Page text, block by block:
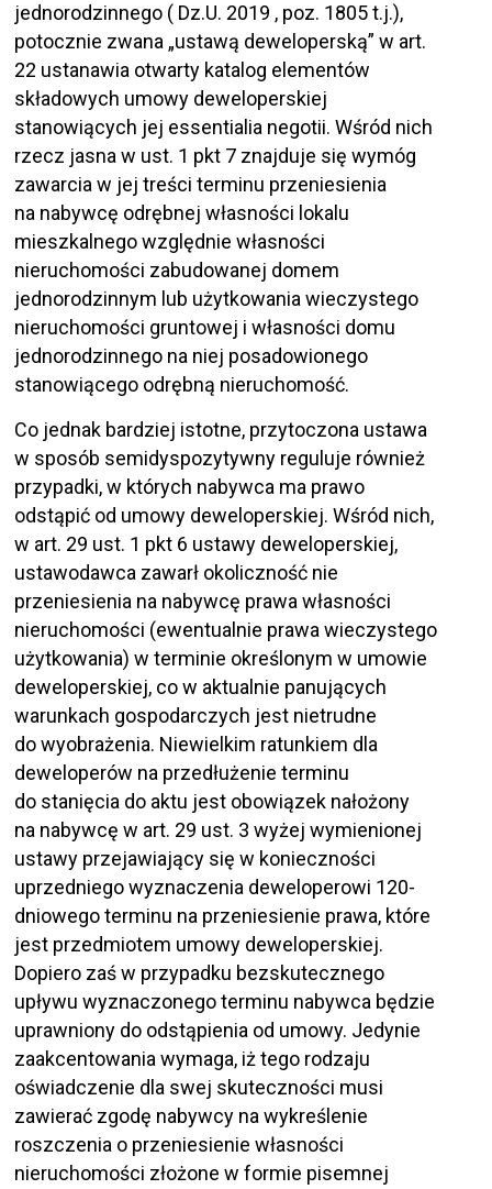
jednorodzinnego ( Dz.U. 2019 , poz. 1805 t.j.),
potocznie zwana „ustawą deweloperską” w art.
22 ustanawia otwarty katalog elementów
składowych umowy deweloperskiej
stanowiących jej essentialia negotii. Wśród nich
rzecz jasna w ust. 1 pkt 7 znajduje się wymóg
zawarcia w jej treści terminu przeniesienia
na nabywcę odrębnej własności lokalu
mieszkalnego względnie własności
nieruchomości zabudowanej domem
jednorodzinnym lub użytkowania wieczystego
nieruchomości gruntowej i własności domu
jednorodzinnego na niej posadowionego
stanowiącego odrębną nieruchomość.
Co jednak bardziej istotne, przytoczona ustawa
w sposób semidyspozytywny reguluje również
przypadki, w których nabywca ma prawo
odstąpić od umowy deweloperskiej. Wśród nich,
w art. 29 ust. 1 pkt 6 ustawy deweloperskiej,
ustawodawca zawarł okoliczność nie
przeniesienia na nabywcę prawa własności
nieruchomości (ewentualnie prawa wieczystego
użytkowania) w terminie określonym w umowie
deweloperskiej, co w aktualnie panujących
warunkach gospodarczych jest nietrudne
do wyobrażenia. Niewielkim ratunkiem dla
deweloperów na przedłużenie terminu
do stanięcia do aktu jest obowiązek nałożony
na nabywcę w art. 29 ust. 3 wyżej wymienionej
ustawy przejawiający się w konieczności
uprzedniego wyznaczenia deweloperowi 120-
dniowego terminu na przeniesienie prawa, które
jest przedmiotem umowy deweloperskiej.
Dopiero zaś w przypadku bezskutecznego
upływu wyznaczonego terminu nabywca będzie
uprawniony do odstąpienia od umowy. Jedynie
zaakcentowania wymaga, iż tego rodzaju
oświadczenie dla swej skuteczności musi
zawierać zgodę nabywcy na wykreślenie
roszczenia o przeniesienie własności
nieruchomości złożone w formie pisemnej